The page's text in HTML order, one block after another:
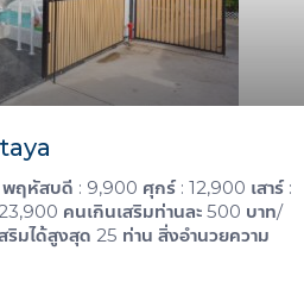
ฤหัสบดี : 9,900 ศุกร์ : 12,900 เสาร์ :
คนเกินเสริมท่านละ 500 บาท/
มได้สูงสุด 25 ท่าน สิ่งอำนวยความ